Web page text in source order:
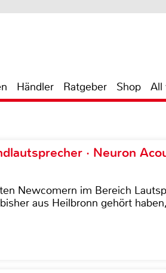
Händler Ratgeber Shop All
· Neuron
Newcomern im Bereich
aus Heilbronn gehört